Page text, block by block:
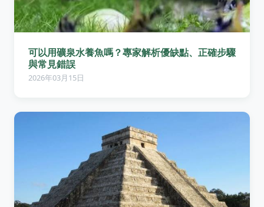
可以用礦泉水養魚嗎？專家解析優缺點、正確步驟
與常見錯誤
2026年03月15日